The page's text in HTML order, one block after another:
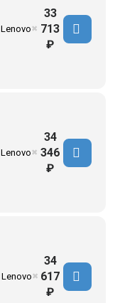
Lenovo ✖
33
713
₽
Lenovo ✖
34
346
₽
Lenovo ✖
34
617
₽